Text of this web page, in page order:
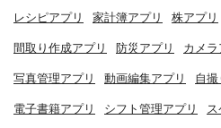
レシピアプリ 家計簿アプリ 株アプリ
間取り作成アプリ 防災アプリ カメラ
写真管理アプリ 動画編集アプリ 自撮
電子書籍アプリ シフト管理アプリ